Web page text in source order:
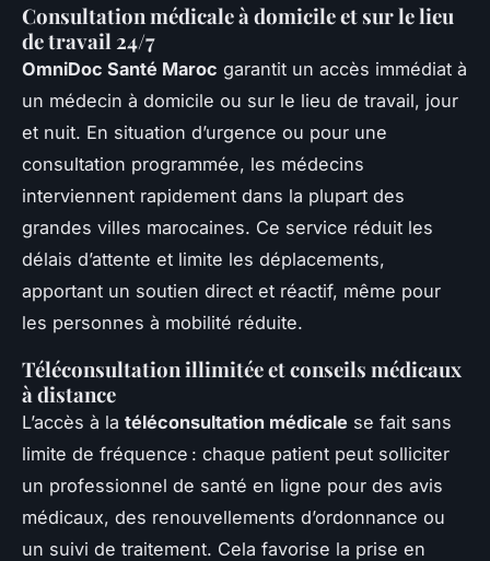
Consultation médicale à domicile et sur le lieu
de travail 24/7
OmniDoc Santé Maroc garantit un accès immédiat à
un médecin à domicile ou sur le lieu de travail, jour
et nuit. En situation d’urgence ou pour une
consultation programmée, les médecins
interviennent rapidement dans la plupart des
grandes villes marocaines. Ce service réduit les
délais d’attente et limite les déplacements,
apportant un soutien direct et réactif, même pour
les personnes à mobilité réduite.
Téléconsultation illimitée et conseils médicaux
à distance
L’accès à la téléconsultation médicale se fait sans
limite de fréquence : chaque patient peut solliciter
un professionnel de santé en ligne pour des avis
médicaux, des renouvellements d’ordonnance ou
un suivi de traitement. Cela favorise la prise en